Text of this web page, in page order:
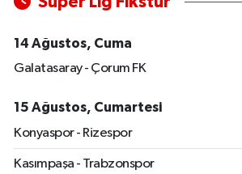
14 Ağustos, Cuma
Galatasaray - Çorum FK
15 Ağustos, Cumartesi
Konyaspor - Rizespor
Kasımpaşa - Trabzonspor